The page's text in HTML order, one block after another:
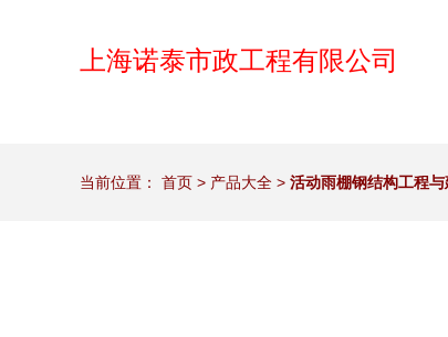
上海诺泰市政工程有限公司
当前位置： 首页 > 产品大全 > 活动雨棚钢结构工程